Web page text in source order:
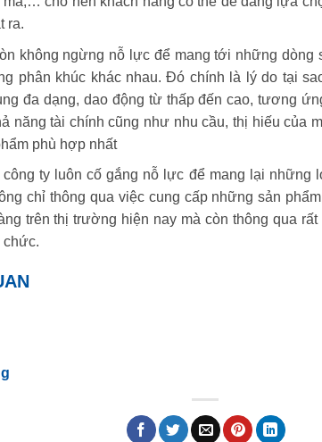
ra.
không ngừng nỗ lực để mang tới những
phân khúc khác nhau. Đó chính là lý do tại
đa dạng, dao động từ thấp đến cao, tương
năng tài chính cũng như nhu cầu, thị hiếu của
phù hợp nhất
ty luôn cố gắng nỗ lực để mang lại những
chỉ thông qua việc cung cấp những sản
trên thị trường hiện nay mà còn thông qua
chức.